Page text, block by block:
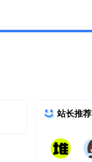
站长推荐